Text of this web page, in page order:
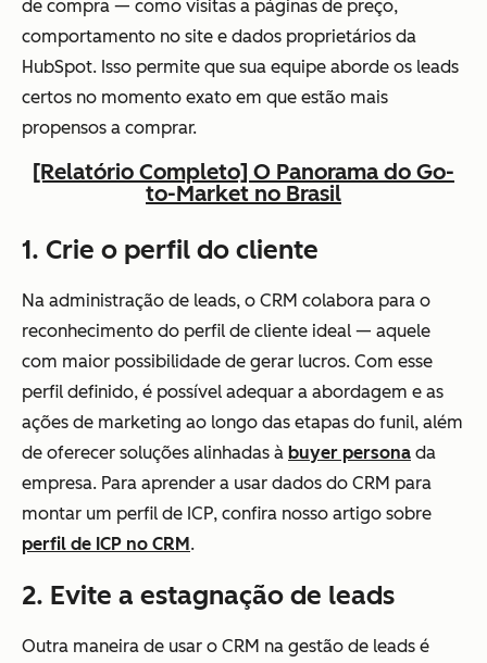
de compra — como visitas a páginas de preço,
comportamento no site e dados proprietários da
HubSpot. Isso permite que sua equipe aborde os leads
certos no momento exato em que estão mais
propensos a comprar.
[Relatório Completo] O Panorama do Go-
to-Market no Brasil
1. Crie o perfil do cliente
Na administração de leads, o CRM colabora para o
reconhecimento do perfil de cliente ideal — aquele
com maior possibilidade de gerar lucros. Com esse
perfil definido, é possível adequar a abordagem e as
ações de marketing ao longo das etapas do funil, além
de oferecer soluções alinhadas à buyer persona da
empresa. Para aprender a usar dados do CRM para
montar um perfil de ICP, confira nosso artigo sobre
perfil de ICP no CRM.
2. Evite a estagnação de leads
Outra maneira de usar o CRM na gestão de leads é